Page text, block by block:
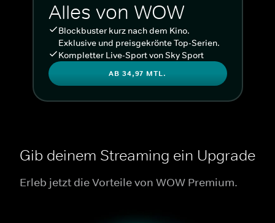
Alles von WOW
Blockbuster kurz nach dem Kino.
Exklusive und preisgekrönte Top-Serien.
Kompletter Live-Sport von Sky Sport
AB 34,97 MTL.
Gib deinem Streaming ein Upgrade
Erleb jetzt die Vorteile von WOW Premium.